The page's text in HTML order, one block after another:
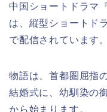
中国ショートドラマ
は、縦型ショートド
で配信されています。
物語は、首都圏屈指
結婚式に、幼馴染の
から始まります。